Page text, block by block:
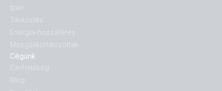
Ipari
Távközlés
Energia-hozzáférés
Mozgáskorlátozottak
Cégünk
Elérhetőség
Blog